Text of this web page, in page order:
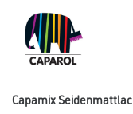
Capamix